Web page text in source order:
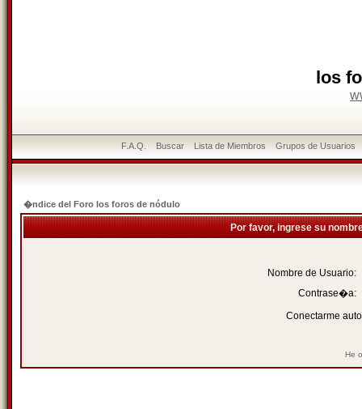
los
F.A.Q. Buscar Lista de Miembros Grupos de Usuarios
�ndice del Foro los foros de nódulo
Por favor, ingrese su
Nombre de Usuario:
Contrase�a:
Conectarme
He